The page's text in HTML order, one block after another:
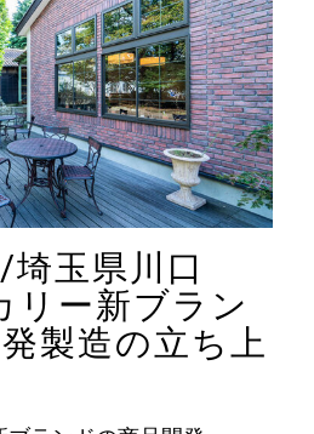
玉県川口
リー新ブラン
製造の立ち上